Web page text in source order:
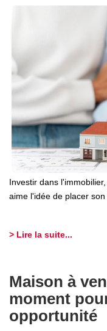
Investir dans
aime l'idée de placer
> Lire la suite...
Maison à
moment
opportunité